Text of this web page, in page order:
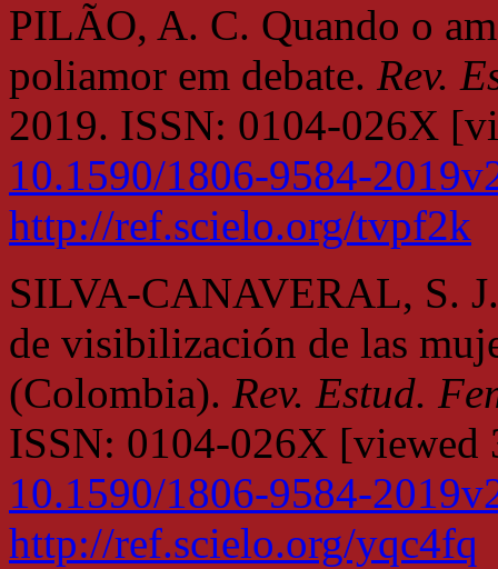
PILÃO, A. C. Quando o
poliamor em debate. Rev.
2019. ISSN: 0104-026X
10.1590/1806-9584-
http://ref.scielo.org/tvpf2k
SILVA-CANAVERAL, S.
de visibilización de las
(Colombia). Rev. Estud.
ISSN: 0104-026X [viewed
10.1590/1806-9584-
http://ref.scielo.org/yqc4fq